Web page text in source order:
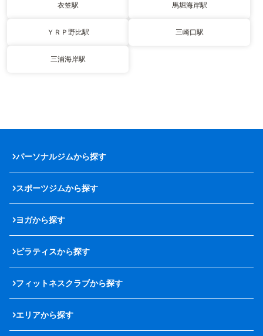
衣笠駅 馬堀海岸駅
ＹＲＰ野比駅 三崎口駅
三浦海岸駅
パーソナルジムから探す
スポーツジムから探す
ヨガから探す
ピラティスから探す
フィットネスクラブから探す
エリアから探す